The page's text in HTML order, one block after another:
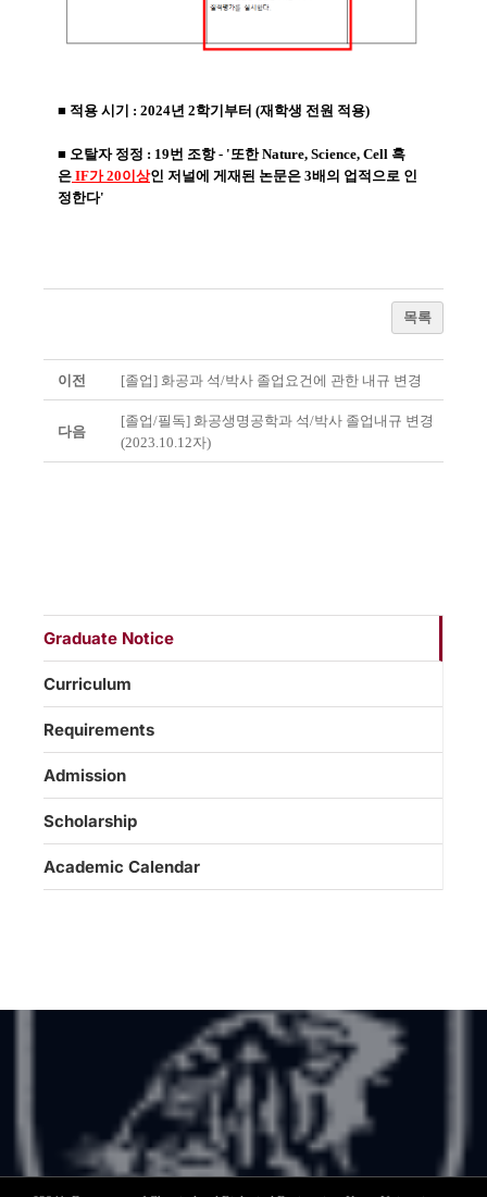
■ 적용 시기 : 2024년 2학기부터 (재학생 전원 적용)
■ 오탈자 정정 : 19번 조항 - '또한 Nature, Science, Cell 혹
은 IF가 20이상인 저널에 게재된 논문은 3배의 업적으로 인
정한다'
목록
이전 [졸업] 화공과 석/박사 졸업요건에 관한 내규 변경
다음
[졸업/필독] 화공생명공학과 석/박사 졸업내규 변경
(2023.10.12자)
Graduate Notice
Curriculum
Requirements
Admission
Scholarship
Academic Calendar